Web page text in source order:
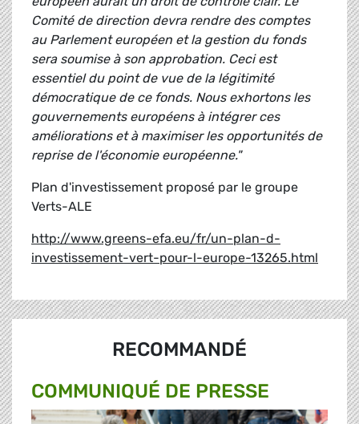
Comité de direction devra rendre des comptes
au Parlement européen et la gestion du fonds
sera soumise à son approbation. Ceci est
essentiel du point de vue de la légitimité
démocratique de ce fonds. Nous exhortons les
gouvernements européens à intégrer ces
améliorations et à maximiser les opportunités de
reprise de l'économie européenne."
Plan d'investissement proposé par le groupe
Verts-ALE
http://www.greens-efa.eu/fr/un-plan-d-
investissement-vert-pour-l-europe-13265.html
RECOMMANDÉ
COMMUNIQUÉ DE PRESSE